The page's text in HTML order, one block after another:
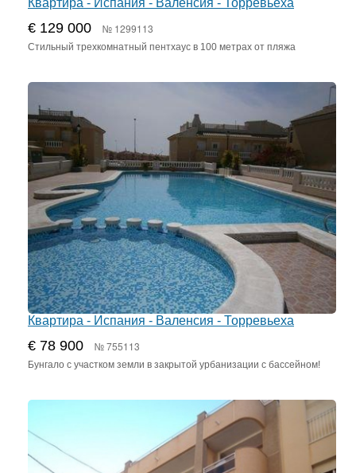
Квартира - Испания - Валенсия - Торревьеха
€ 129 000 № 1299113
Стильный трехкомнатный пентхаус в 100 метрах от пляжа
Квартира - Испания - Валенсия - Торревьеха
€ 78 900 № 755113
Бунгало с участком земли в закрытой урбанизации с бассейном!